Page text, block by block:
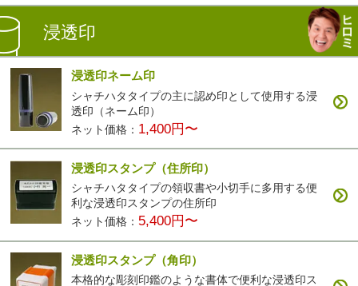
浸透印
浸透印ネーム印
シャチハタタイプの主に認め印として使用する浸
透印（ネーム印）
ネット価格： 1,400円〜
浸透印スタンプ（住所印）
シャチハタタイプの領収書や小切手に多用する便
利な浸透印スタンプの住所印
ネット価格： 5,400円〜
浸透印スタンプ（角印）
本格的な彫刻印鑑のような書体で便利な浸透印ス